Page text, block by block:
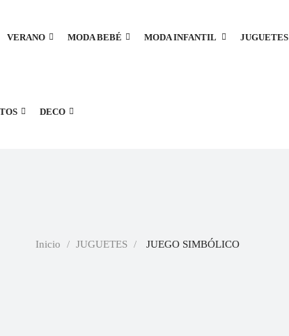
VERANO MODA BEBÉ MODA INFANTIL JUGUETES
DECO
Inicio JUGUETES JUEGO SIMBÓLICO